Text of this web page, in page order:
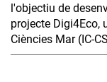
l'objectiu de
projecte Digi4Eco,
Ciències Mar (IC-